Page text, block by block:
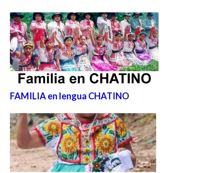
FAMILIA en lengua CHATINO